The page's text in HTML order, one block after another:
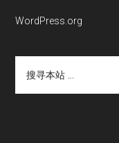
WordPress.org
本